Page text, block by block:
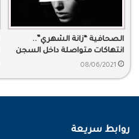
الصحافية “زانة الشهري”..
انتهاكات متواصلة داخل السجن
08/06/2021
روابط سريعة